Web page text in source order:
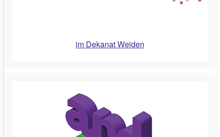
im Dekanat Weiden